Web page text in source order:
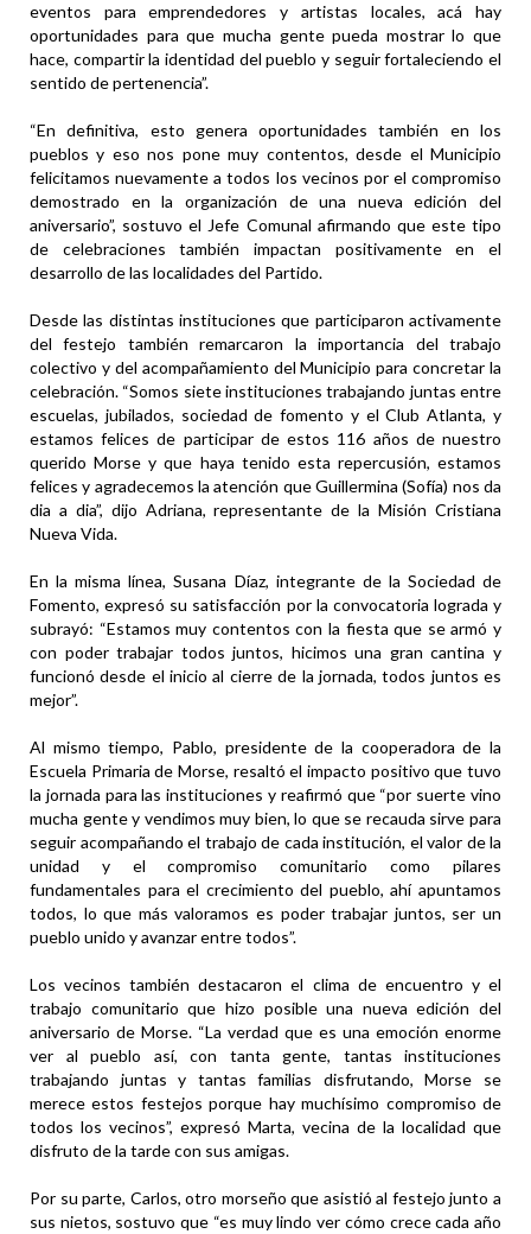
eventos para emprendedores y artistas locales, acá hay
oportunidades para que mucha gente pueda mostrar lo que
hace, compartir la identidad del pueblo y seguir fortaleciendo el
sentido de pertenencia”.
“En definitiva, esto genera oportunidades también en los
pueblos y eso nos pone muy contentos, desde el Municipio
felicitamos nuevamente a todos los vecinos por el compromiso
demostrado en la organización de una nueva edición del
aniversario”, sostuvo el Jefe Comunal afirmando que este tipo
de celebraciones también impactan positivamente en el
desarrollo de las localidades del Partido.
Desde las distintas instituciones que participaron activamente
del festejo también remarcaron la importancia del trabajo
colectivo y del acompañamiento del Municipio para concretar la
celebración. “Somos siete instituciones trabajando juntas entre
escuelas, jubilados, sociedad de fomento y el Club Atlanta, y
estamos felices de participar de estos 116 años de nuestro
querido Morse y que haya tenido esta repercusión, estamos
felices y agradecemos la atención que Guillermina (Sofía) nos da
dia a dia”, dijo Adriana, representante de la Misión Cristiana
Nueva Vida.
En la misma línea, Susana Díaz, integrante de la Sociedad de
Fomento, expresó su satisfacción por la convocatoria lograda y
subrayó: “Estamos muy contentos con la fiesta que se armó y
con poder trabajar todos juntos, hicimos una gran cantina y
funcionó desde el inicio al cierre de la jornada, todos juntos es
mejor”.
Al mismo tiempo, Pablo, presidente de la cooperadora de la
Escuela Primaria de Morse, resaltó el impacto positivo que tuvo
la jornada para las instituciones y reafirmó que “por suerte vino
mucha gente y vendimos muy bien, lo que se recauda sirve para
seguir acompañando el trabajo de cada institución, el valor de la
unidad y el compromiso comunitario como pilares
fundamentales para el crecimiento del pueblo, ahí apuntamos
todos, lo que más valoramos es poder trabajar juntos, ser un
pueblo unido y avanzar entre todos”.
Los vecinos también destacaron el clima de encuentro y el
trabajo comunitario que hizo posible una nueva edición del
aniversario de Morse. “La verdad que es una emoción enorme
ver al pueblo así, con tanta gente, tantas instituciones
trabajando juntas y tantas familias disfrutando, Morse se
merece estos festejos porque hay muchísimo compromiso de
todos los vecinos”, expresó Marta, vecina de la localidad que
disfruto de la tarde con sus amigas.
Por su parte, Carlos, otro morseño que asistió al festejo junto a
sus nietos, sostuvo que “es muy lindo ver cómo crece cada año